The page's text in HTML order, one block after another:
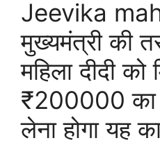
Jeevika
मुख्यमंत्री की
महिला दीदी को
₹200000
लेना होगा यह